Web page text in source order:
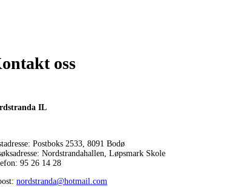
oss
IL
Postboks 2533, 8091 Bodø
Nordstrandahallen, Løpsmark Skole
95 26 14 28
nordstranda@hotmail.com